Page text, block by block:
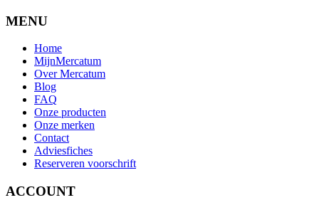
MENU
Home
MijnMercatum
Over Mercatum
Blog
FAQ
Onze producten
Onze merken
Contact
Adviesfiches
Reserveren voorschrift
ACCOUNT